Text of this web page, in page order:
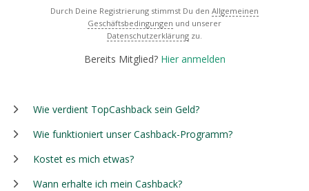
Durch Deine Registrierung stimmst Du den Allgemeinen
Geschäftsbedingungen und unserer
Datenschutzerklärung zu.
Bereits Mitglied? Hier anmelden
Wie verdient TopCashback sein Geld?
Wie funktioniert unser Cashback-Programm?
Kostet es mich etwas?
Wann erhalte ich mein Cashback?